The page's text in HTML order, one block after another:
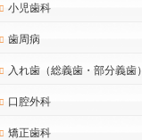
小児歯科
歯周病
入れ歯（総義歯・部分義歯）
口腔外科
矯正歯科